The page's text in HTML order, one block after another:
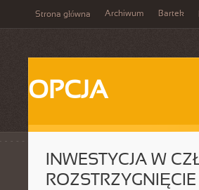
Strona główna Archiwum Bartek
OPCJA
INWESTYCJA W